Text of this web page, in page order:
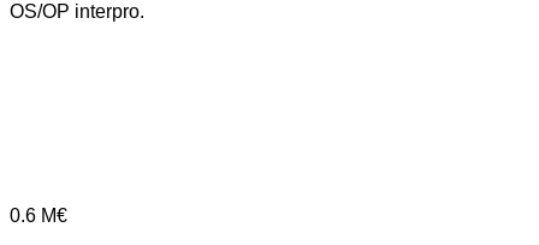
OS/OP interpro.
0.6 M€